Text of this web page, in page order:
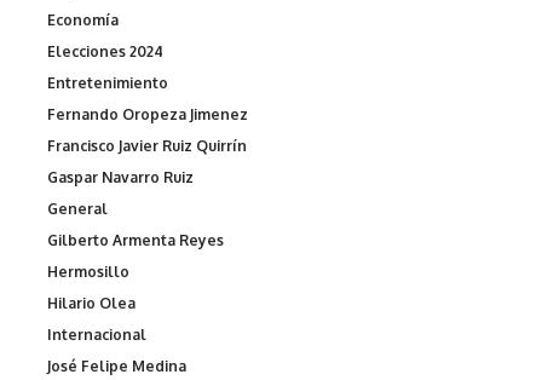
Economía
Elecciones 2024
Entretenimiento
Fernando Oropeza Jimenez
Francisco Javier Ruiz Quirrín
Gaspar Navarro Ruiz
General
Gilberto Armenta Reyes
Hermosillo
Hilario Olea
Internacional
José Felipe Medina